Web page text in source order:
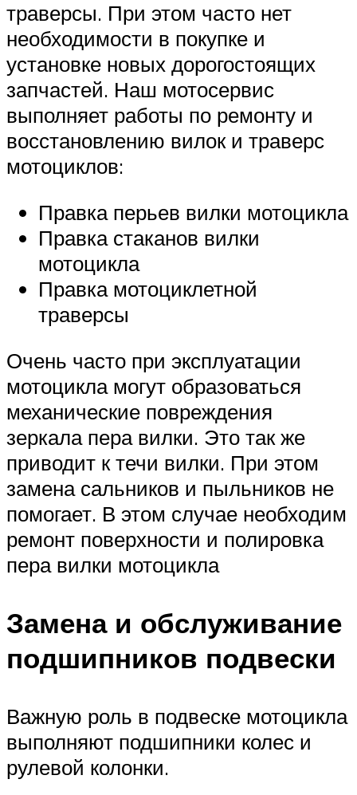
траверсы. При этом часто нет
необходимости в покупке и
установке новых дорогостоящих
запчастей. Наш мотосервис
выполняет работы по ремонту и
восстановлению вилок и траверс
мотоциклов:
Правка перьев вилки мотоцикла
Правка стаканов вилки
мотоцикла
Правка мотоциклетной
траверсы
Очень часто при эксплуатации
мотоцикла могут образоваться
механические повреждения
зеркала пера вилки. Это так же
приводит к течи вилки. При этом
замена сальников и пыльников не
помогает. В этом случае необходим
ремонт поверхности и полировка
пера вилки мотоцикла
Замена и обслуживание
подшипников подвески
Важную роль в подвеске мотоцикла
выполняют подшипники колес и
рулевой колонки.